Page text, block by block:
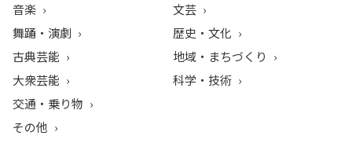
音楽
舞踊・演劇
古典芸能
大衆芸能
文芸
歴史・文化
地域・まちづくり
科学・技術
交通・乗り物
その他